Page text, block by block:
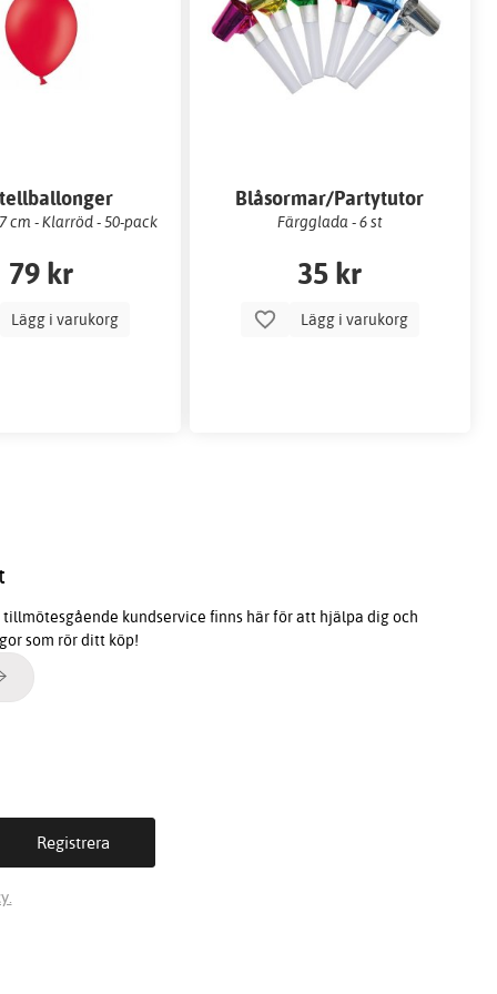
cm - Klarröd - 50-pack
79 kr
Lägg i varukorg
Blåsormar/Partytutor
Färgglada - 6 st
35 kr
Lägg i varukorg
tillmötesgående kundservice finns här för att hjälpa dig och
som rör ditt köp!